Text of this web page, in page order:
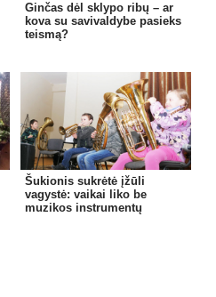
Ginčas dėl sklypo ribų – ar
kova su savivaldybe pasieks
teismą?
Šukionis sukrėtė įžūli
vagystė: vaikai liko be
muzikos instrumentų